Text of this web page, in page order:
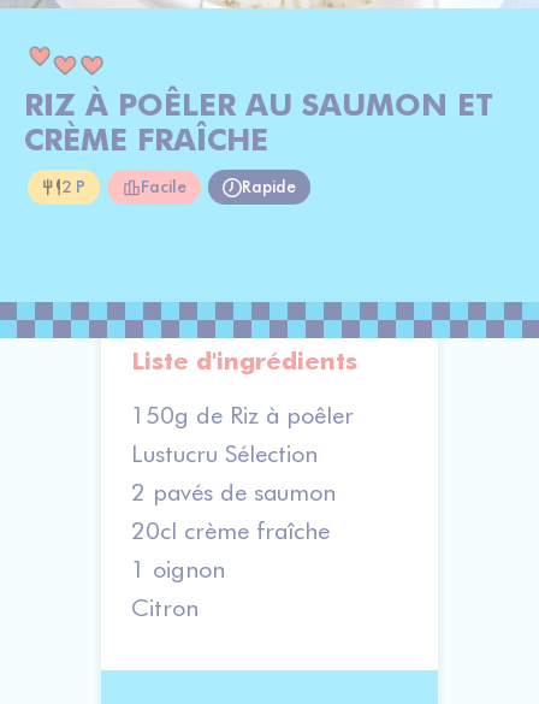
RIZ À POÊLER AU SAUMON ET
CRÈME FRAÎCHE
2 P Facile Rapide
Liste d'ingrédients
150g de Riz à poêler
Lustucru Sélection
2 pavés de saumon
20cl crème fraîche
1 oignon
Citron